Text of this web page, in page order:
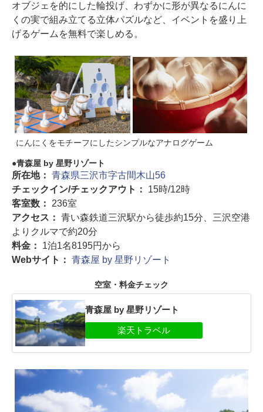
オブジェを的にした輪投げ、わずかに形が異なるにんに
くの実で組み立てる立体パズルなど、イベントを盛り上
げるゲームを無料で楽しめる。
にんにくをモチーフにしたシンプルなアナログゲーム
青森屋 by 星野リゾート
所在地： 青森県三沢市字古間木山56
チェックイン/チェックアウト： 15時/12時
客室数： 236室
アクセス： ⻘い森鉄道三沢駅から徒歩約15分、三沢空港
よりクルマで約20分
料金： 1泊1名8195円から
Webサイト： 青森屋 by 星野リゾート
空室・料金チェック
青森屋 by 星野リゾート